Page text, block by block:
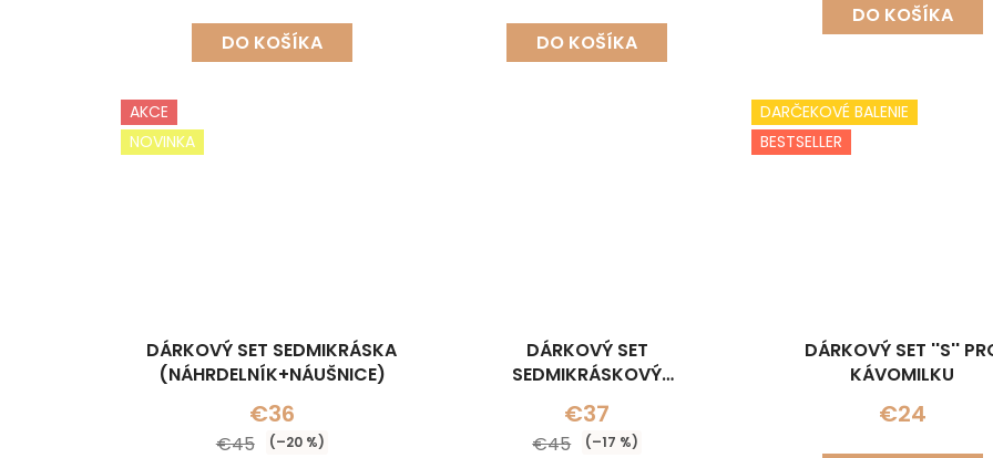
DO KOŠÍKA DO KOŠÍKA
DO KOŠÍKA
AKCE
NOVINKA
DÁRKOVÝ SET SEDMIKRÁSKA
(NÁHRDELNÍK+NÁUŠNICE)
€36
€45 (–20 %)
DÁRKOVÝ SET
SEDMIKRÁSKOVÝ
(NÁHRDELNÍK+NÁUŠNICE)
€37
€45 (–17 %)
DARČEKOVÉ BALENIE
BESTSELLER
DÁRKOVÝ SET ''S''
KÁVOMILKU
€24